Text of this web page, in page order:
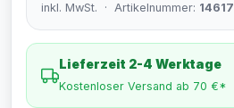
inkl. MwSt. · Artikelnummer: 14617
Lieferzeit 2-4 Werktage
Kostenloser Versand ab 70 €*